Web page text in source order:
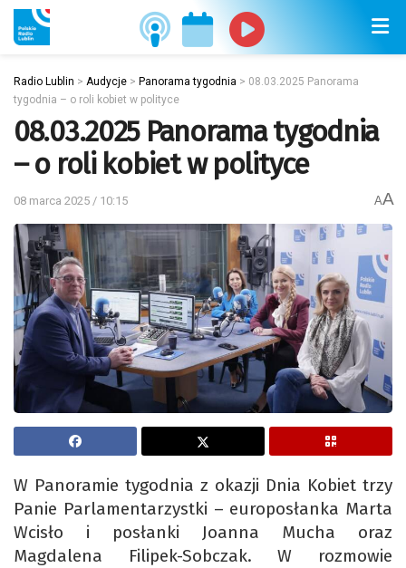
Radio Lublin > Audycje > Panorama tygodnia > 08.03.2025 Panorama
tygodnia – o roli kobiet w polityce
08.03.2025 Panorama tygodnia
– o roli kobiet w polityce
08 marca 2025 / 10:15 AA
W Panoramie tygodnia z okazji Dnia Kobiet trzy
Panie Parlamentarzystki – europosłanka Marta
Wcisło i posłanki Joanna Mucha oraz
Magdalena Filipek-Sobczak. W rozmowie